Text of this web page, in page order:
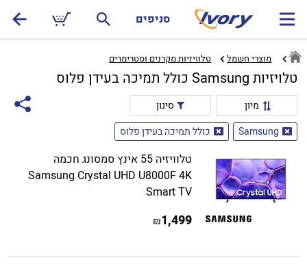
סניפים
מוצרי חשמל טלוויזיות מקרנים וסטרימרים‏
טלויזיות Samsung כולל תמיכה בעידן פלוס
מיון
סינון
Samsung
כולל תמיכה בעידן פלוס
טלוויזיה 55 אינץ סמסונג חכמה
Samsung Crystal UHD U8000F 4K
Smart TV
1,499
₪